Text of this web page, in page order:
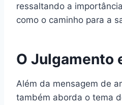
ressaltando a
como o caminho para a
O Julgamento
Além da mensagem de
também aborda o tema